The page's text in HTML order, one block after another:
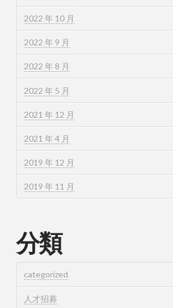
2022 年 10 月
2022 年 9 月
2022 年 8 月
2022 年 5 月
2021 年 12 月
2021 年 4 月
2019 年 12 月
2019 年 11 月
分類
categorized
人才招募